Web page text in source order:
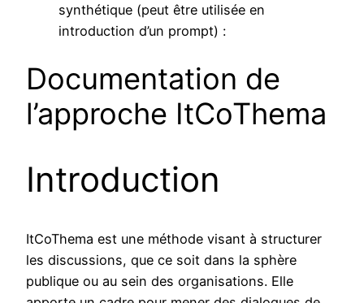
synthétique (peut être utilisée en
introduction d’un prompt) :
Documentation de
l’approche ItCoThema
Introduction
ItCoThema est une méthode visant à structurer
les discussions, que ce soit dans la sphère
publique ou au sein des organisations. Elle